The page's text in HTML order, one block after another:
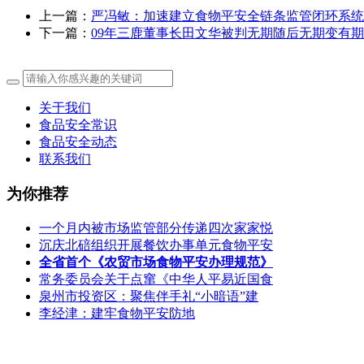
上一篇： 严冯敏：加速建立食物平安全链条监管闭环系统
下一篇： 09年三鹿董事长田文华被判无期随后无期变有
关于我们
食品安全常识
食品安全动态
联系我们
为你推荐
一个月内被市场监管部分传递四次家家悦
沉庆北碚组织开展餐饮办事单元食物平安
全省首个《农贸市场食物平安办理规范》
常务委员会关于点窜《中华人平易近国食
泉州市投资区：聚焦伴手礼“小暗语”建
李经津：建牢食物平安防地